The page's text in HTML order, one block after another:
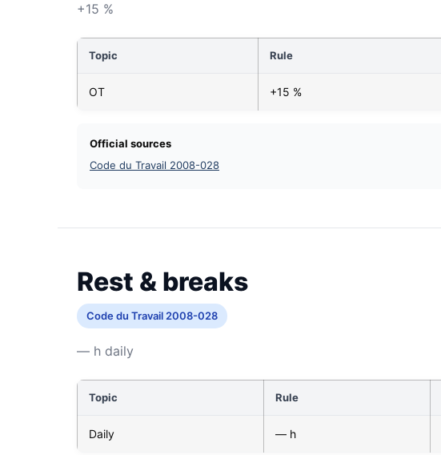
+15 %
Topic Rule
OT +15 %
Official sources
Code du Travail 2008-028
Rest & breaks
Code du Travail 2008-028
— h daily
Topic Rule
Daily — h